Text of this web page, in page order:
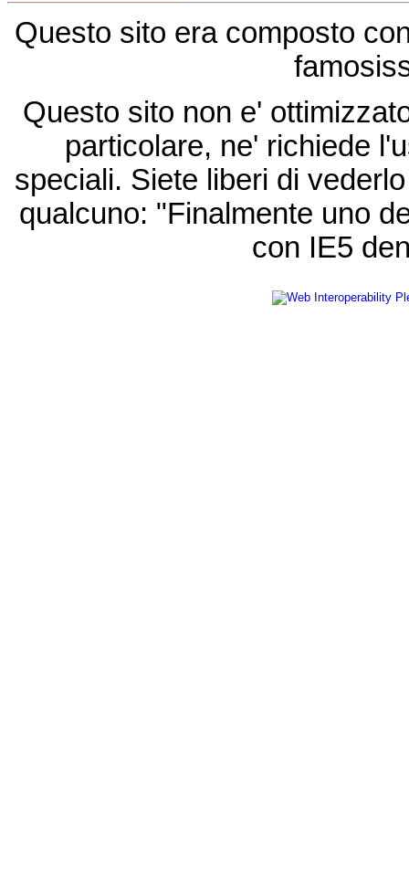
Questo sito era composto
Questo sito non e'
particolare, ne' richiede
speciali. Siete liberi di
qualcuno: "Finalmente uno
con IE5